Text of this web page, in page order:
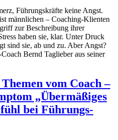
Führungs­kräfte keine Angst.
männlichen – Coaching-Klienten
zur Beschreibung ihrer
haben sie, klar. Unter Druck
sind sie, ab und zu. Aber Angst?
Bernd Taglieber aus seiner
vom Coach –
„Übermä­ßiges
bei Führungs­